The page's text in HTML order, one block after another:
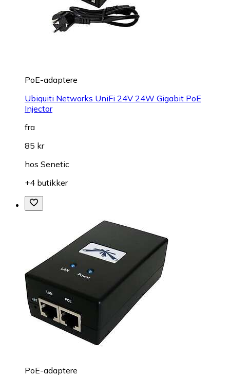
PoE-adaptere
Ubiquiti Networks UniFi 24V 24W Gigabit PoE
Injector
fra
85 kr
hos Senetic
+4 butikker
PoE-adaptere